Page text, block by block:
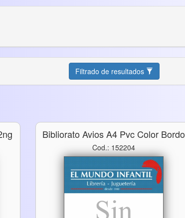
Filtrado de resultados
Bibliorato Avios A4 Pvc Color Bordo
Cod.: 152204